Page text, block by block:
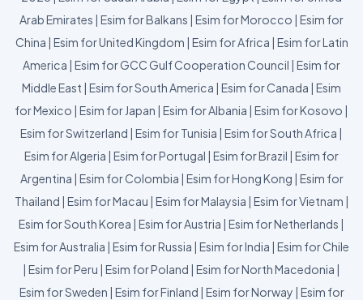
Arab Emirates | Esim for Balkans | Esim for Morocco | Esim for
China | Esim for United Kingdom | Esim for Africa | Esim for Latin
America | Esim for GCC Gulf Cooperation Council | Esim for
Middle East | Esim for South America | Esim for Canada | Esim
for Mexico | Esim for Japan | Esim for Albania | Esim for Kosovo |
Esim for Switzerland | Esim for Tunisia | Esim for South Africa |
Esim for Algeria | Esim for Portugal | Esim for Brazil | Esim for
Argentina | Esim for Colombia | Esim for Hong Kong | Esim for
Thailand | Esim for Macau | Esim for Malaysia | Esim for Vietnam |
Esim for South Korea | Esim for Austria | Esim for Netherlands |
Esim for Australia | Esim for Russia | Esim for India | Esim for Chile
| Esim for Peru | Esim for Poland | Esim for North Macedonia |
Esim for Sweden | Esim for Finland | Esim for Norway | Esim for